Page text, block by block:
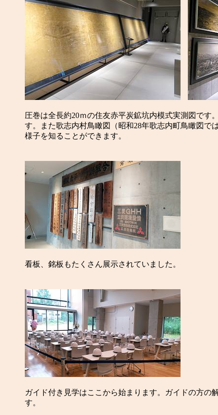
圧巻は全長約20ｍの住友赤平炭鉱坑内模式実測図で
す。また歌志内村鳥瞰図（昭和28年歌志内町鳥瞰図
様子を知ることができます。
看板、銘板もたくさん展示されていました。
ガイド付き見学はここから始まります。ガイドの方の
す。